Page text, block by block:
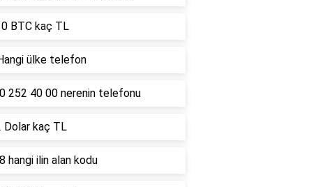
BTC kaç TL
ülke telefon
252 40 00 nerenin telefonu
Dolar kaç TL
hangi ilin alan kodu